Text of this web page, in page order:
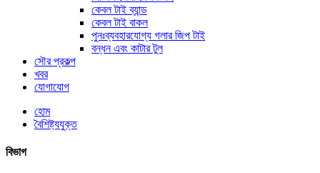
কেবল টাই ব্যান্ড
কেবল টাই বাকল
পুনঃব্যবহারযোগ্য গলার জিপ টাই
বন্ধন এবং কাটার টুল
সৌর প্রকল্প
খবর
যোগাযোগ
হোম
বৈশিষ্ট্যযুক্ত
বিভাগ